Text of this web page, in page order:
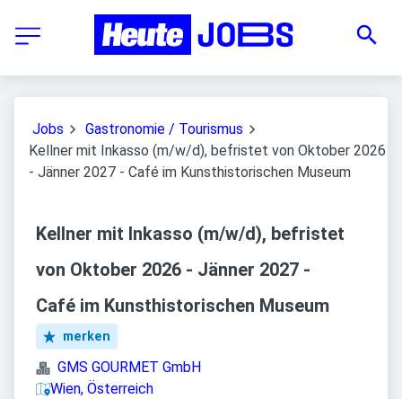
Jobs
Gastronomie / Tourismus
Kellner mit Inkasso (m/w/d), befristet von Oktober 2026
- Jänner 2027 - Café im Kunsthistorischen Museum
Kellner mit Inkasso (m/w/d), befristet
von Oktober 2026 - Jänner 2027 -
Café im Kunsthistorischen Museum
merken
GMS GOURMET GmbH
Wien, Österreich